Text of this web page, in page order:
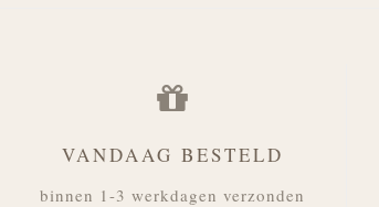
VANDAAG BESTELD
binnen 1-3 werkdagen verzonden